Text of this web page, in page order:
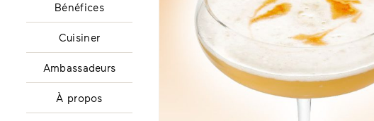
Bénéfices
Cuisiner
Ambassadeurs
À propos